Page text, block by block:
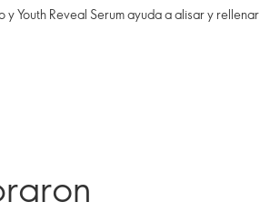
y Youth Reveal Serum ayuda a alisar y